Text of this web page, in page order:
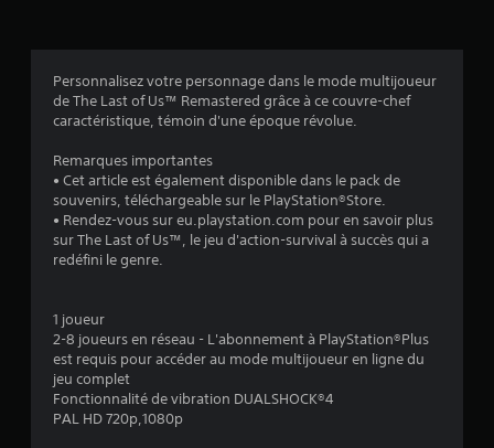
s
7
é
Personnalisez votre personnage dans le mode multijoueur
de The Last of Us™ Remastered grâce à ce couvre-chef
caractéristique, témoin d'une époque révolue.
Remarques importantes
• Cet article est également disponible dans le pack de
souvenirs, téléchargeable sur le PlayStation®Store.
• Rendez-vous sur eu.playstation.com pour en savoir plus
sur The Last of Us™, le jeu d'action-survival à succès qui a
redéfini le genre.
1 joueur
2-8 joueurs en réseau - L'abonnement à PlayStation®Plus
est requis pour accéder au mode multijoueur en ligne du
jeu complet
Fonctionnalité de vibration DUALSHOCK®4
PAL HD 720p,1080p